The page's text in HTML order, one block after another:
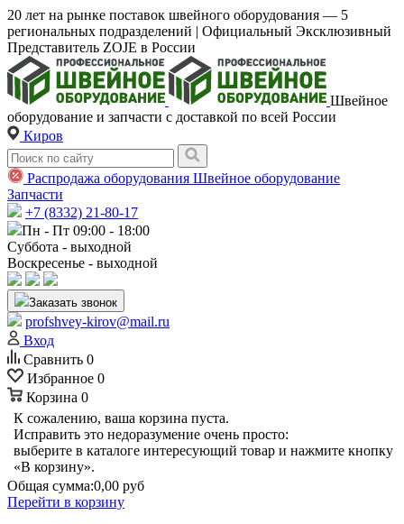
20 лет на рынке поставок швейного оборудования — 5
региональных подразделений | Официальный Эксклюзивный
Представитель ZOJE в России
Швейное
оборудование и запчасти с доставкой по всей России
Киров
Распродажа оборудования Швейное оборудование
Запчасти
+7 (8332) 21-80-17
Пн - Пт 09:00 - 18:00
Суббота - выходной
Воскресенье - выходной
Заказать звонок
profshvey-kirov@mail.ru
Вход
Сравнить 0
Избранное 0
Корзина 0
К сожалению, ваша корзина пуста.
Исправить это недоразумение очень просто:
выберите в каталоге интересующий товар и нажмите кнопку
«В корзину».
Общая сумма:0,00 руб
Перейти в корзину